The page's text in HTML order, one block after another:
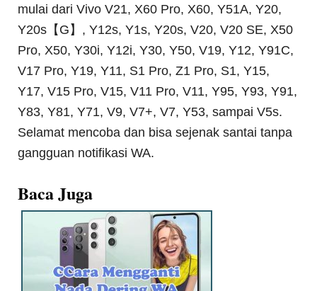
mulai dari Vivo V21, X60 Pro, X60, Y51A, Y20,
Y20s【G】, Y12s, Y1s, Y20s, V20, V20 SE, X50
Pro, X50, Y30i, Y12i, Y30, Y50, V19, Y12, Y91C,
V17 Pro, Y19, Y11, S1 Pro, Z1 Pro, S1, Y15,
Y17, V15 Pro, V15, V11 Pro, V11, Y95, Y93, Y91,
Y83, Y81, Y71, V9, V7+, V7, Y53, sampai V5s.
Selamat mencoba dan bisa sejenak santai tanpa
gangguan notifikasi WA.
Baca Juga